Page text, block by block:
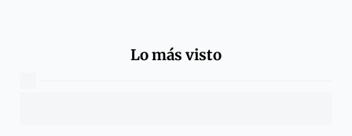
Lo más visto